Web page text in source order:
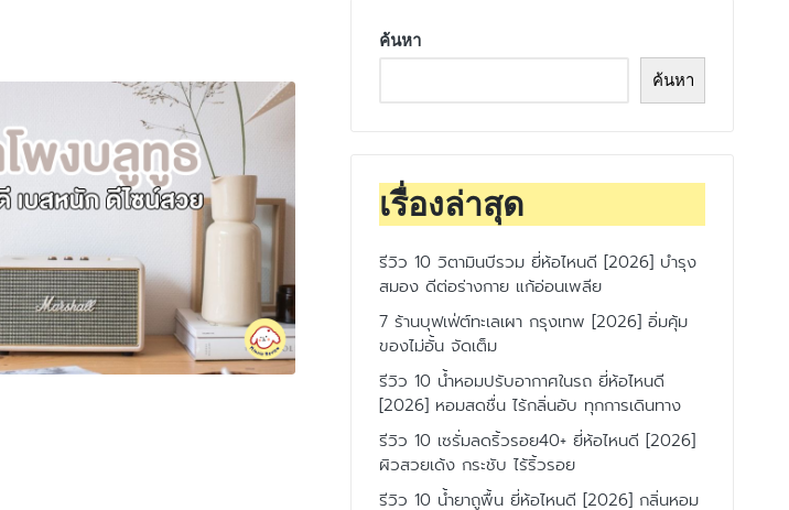
ค้นหา
ค้นหา
เรื่องล่าสุด
รีวิว 10 วิตามินบีรวม ยี่ห้อไหนดี [2026] บำรุง
สมอง ดีต่อร่างกาย แก้อ่อนเพลีย
7 ร้านบุฟเฟ่ต์ทะเลเผา กรุงเทพ [2026] อิ่มคุ้ม
ของไม่อั้น จัดเต็ม
รีวิว 10 น้ำหอมปรับอากาศในรถ ยี่ห้อไหนดี
[2026] หอมสดชื่น ไร้กลิ่นอับ ทุกการเดินทาง
รีวิว 10 เซรั่มลดริ้วรอย40+ ยี่ห้อไหนดี [2026]
ผิวสวยเด้ง กระชับ ไร้ริ้วรอย
รีวิว 10 น้ำยาถูพื้น ยี่ห้อไหนดี [2026] กลิ่นหอม